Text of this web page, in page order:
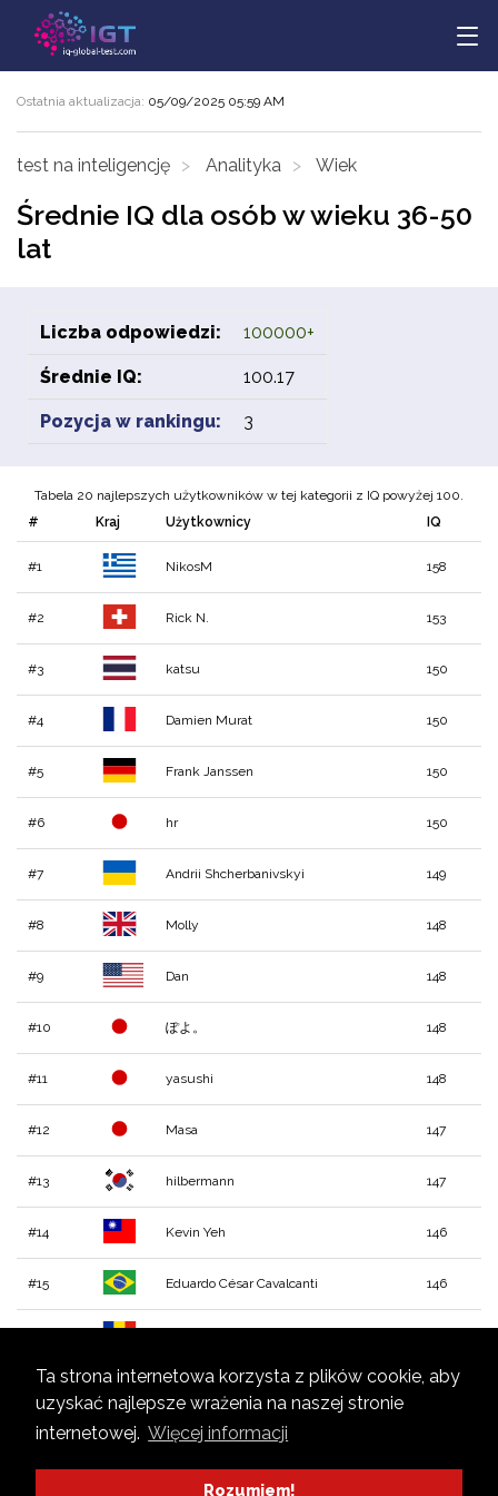
Ta strona internetowa korzysta z plików cookie, aby
uzyskać najlepsze wrażenia na naszej stronie
internetowej. Więcej informacji
Rozumiem!
Ostatnia aktualizacja: 05/09/2025 05:59 AM
test na inteligencję Analityka Wiek
Średnie IQ dla osób w wieku 36-50
lat
Liczba odpowiedzi: 100000+
Średnie IQ: 100.17
Pozycja w rankingu: 3
Tabela 20 najlepszych użytkowników w tej kategorii z IQ powyżej 100.
#
Kraj Użytkownicy IQ
#1 NikosM 158
#2 Rick N. 153
#3 katsu 150
#4 Damien Murat 150
#5 Frank Janssen 150
#6 hr 150
#7 Andrii Shcherbanivskyi 149
#8 Molly 148
#9 Dan 148
#10 ぽよ。 148
#11 yasushi 148
#12 Masa 147
#13 hilbermann 147
#14 Kevin Yeh 146
#15 Eduardo César Cavalcanti 146
#17 Damien 145
#18 김성환